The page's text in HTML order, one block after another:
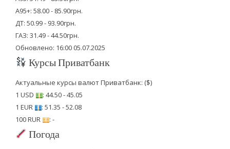
А95+: 58.00 - 85.90грн.
ДТ: 50.99 - 93.90грн.
ГАЗ: 31.49 - 44.50грн.
Обновлено: 16:00 05.07.2025
Курсы Приватбанк
Актуальные курсы валют Приватбанк: ($)
1 USD
: 44.50 - 45.05
1 EUR
: 51.35 - 52.08
100 RUR
: -
Погода